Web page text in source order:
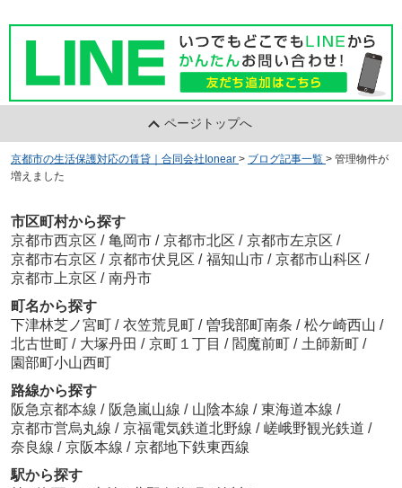
ページトップへ
京都市の生活保護対応の賃貸｜合同会社Ionear > ブログ記事一覧 > 管理物件が
増えました
市区町村から探す
京都市西京区 / 亀岡市 / 京都市北区 / 京都市左京区 /
京都市右京区 / 京都市伏見区 / 福知山市 / 京都市山科区 /
京都市上京区 / 南丹市
町名から探す
下津林芝ノ宮町 / 衣笠荒見町 / 曽我部町南条 / 松ケ崎西山 /
北古世町 / 大塚丹田 / 京町１丁目 / 閻魔前町 / 土師新町 /
園部町小山西町
路線から探す
阪急京都本線 / 阪急嵐山線 / 山陰本線 / 東海道本線 /
京都市営烏丸線 / 京福電気鉄道北野線 / 嵯峨野観光鉄道 /
奈良線 / 京阪本線 / 京都地下鉄東西線
駅から探す